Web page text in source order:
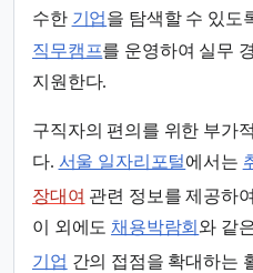
수한 기업을 탐색할 수 있도
직무캠프를 운영하여 실무
지원한다.
구직자의 편의를 위한 부가
다. 서울 일자리포털에서는
장대여 관련 정보를 제공하
이 외에도 채용박람회 와 같
기업 간의 접점을 확대하는